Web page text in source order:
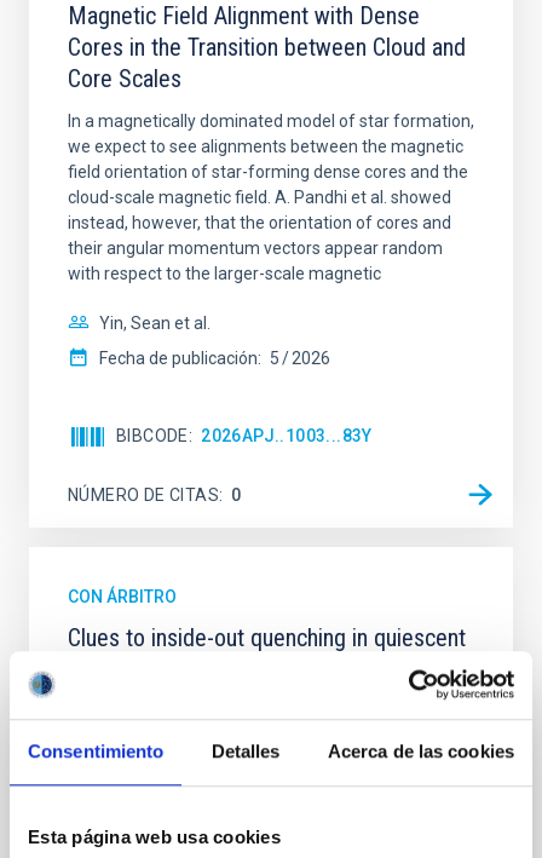
Consentimiento Detalles Acerca de las cookies
Esta página web usa cookies
Magnetic Field Alignment with Dense
Cores in the Transition between Cloud and
Core Scales
In a magnetically dominated model of star formation,
we expect to see alignments between the magnetic
field orientation of star-forming dense cores and the
cloud-scale magnetic field. A. Pandhi et al. showed
instead, however, that the orientation of cores and
their angular momentum vectors appear random
with respect to the larger-scale magnetic
Yin, Sean et al.
Fecha de publicación: 5 2026
BIBCODE 2026APJ..1003...83Y
NÚMERO DE CITAS 0
CON ÁRBITRO
Clues to inside-out quenching in quiescent
galaxies at 1.2 ≲ z ≲ 2.2: Age, Fe-, and
Mg-abundance gradients from JWST-
insights into star-formation quenching and stellar
mass assembly mechanisms. Previous photometric